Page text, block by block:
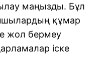
маңызды. Бұл
құмар
жол бермеу
іске